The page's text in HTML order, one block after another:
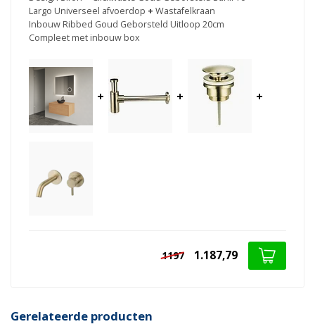
Largo Universeel afvoerdop + Wastafelkraan
Inbouw Ribbed Goud Geborsteld Uitloop 20cm
Compleet met inbouw box
+ + +
1197 1.187,79
Gerelateerde producten